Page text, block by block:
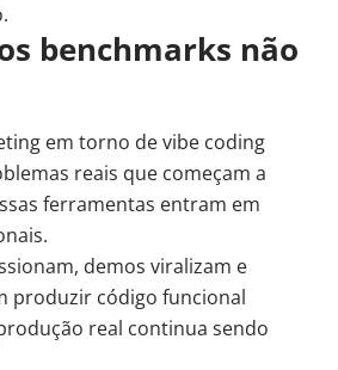
benchmarks não
em torno de vibe coding
reais que começam a
ferramentas entram em
demos viralizam e
produzir código funcional
real continua sendo